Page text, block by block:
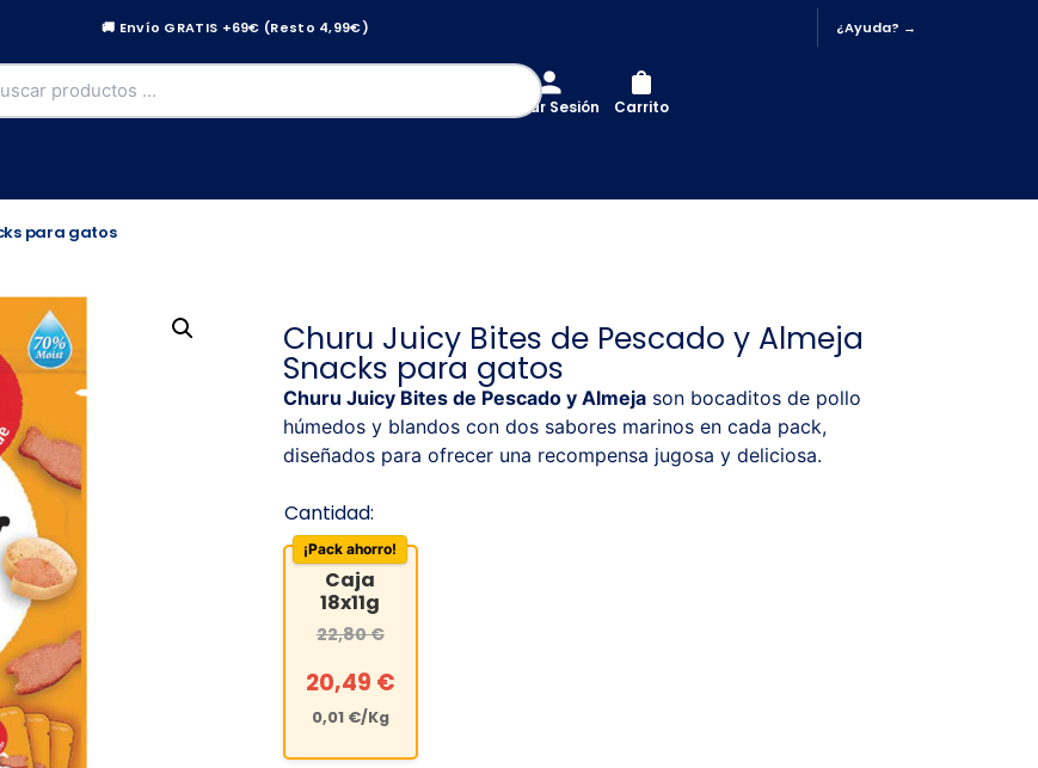
🚚 Envío GRATIS +69€ (Resto 4,99€) ¿Ayuda? →
Iniciar Sesión Carrito
para gatos
Churu Juicy Bites de Pescado y Almeja
Snacks para gatos
Churu Juicy Bites de Pescado y Almeja son bocaditos de pollo
húmedos y blandos con dos sabores marinos en cada pack,
diseñados para ofrecer una recompensa jugosa y deliciosa.
Cantidad:
¡Pack ahorro!
Caja
18x11g
22,80€
20,49 €
0,01 €/Kg